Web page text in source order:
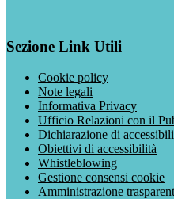
Sezione Link Utili
Cookie policy
Note legali
Informativa Privacy
Ufficio Relazioni con il
Dichiarazione di
Obiettivi di accessibilità
Whistleblowing
Gestione consensi cookie
Amministrazione